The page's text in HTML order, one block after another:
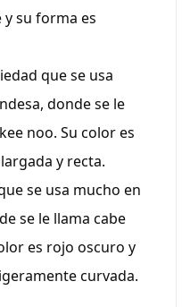
su forma es
que se usa
donde se le
noo. Su color es
y recta.
se usa mucho en
se le llama cabe
es rojo oscuro y
curvada.